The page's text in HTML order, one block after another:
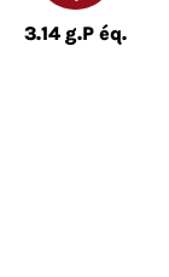
3.14 g.P éq.